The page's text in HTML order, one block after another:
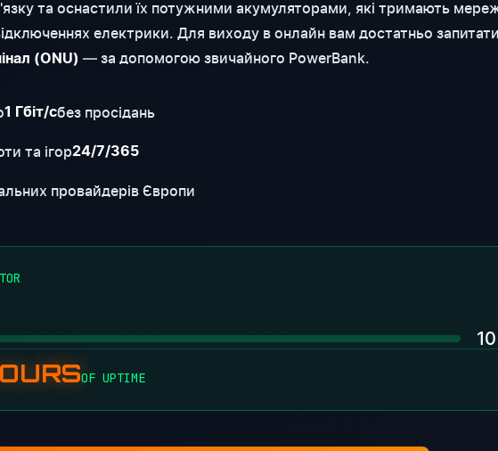
та оснастили їх потужними акумуляторами, які тримають
електрики. Для виходу в онлайн вам достатньо
(ONU) — за допомогою звичайного PowerBank.
1 Гбіт/сбез просідань
та ігор24/7/365
провайдерів Європи
OF UPTIME